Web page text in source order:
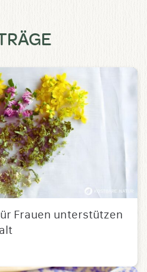
Frauen unterstützen